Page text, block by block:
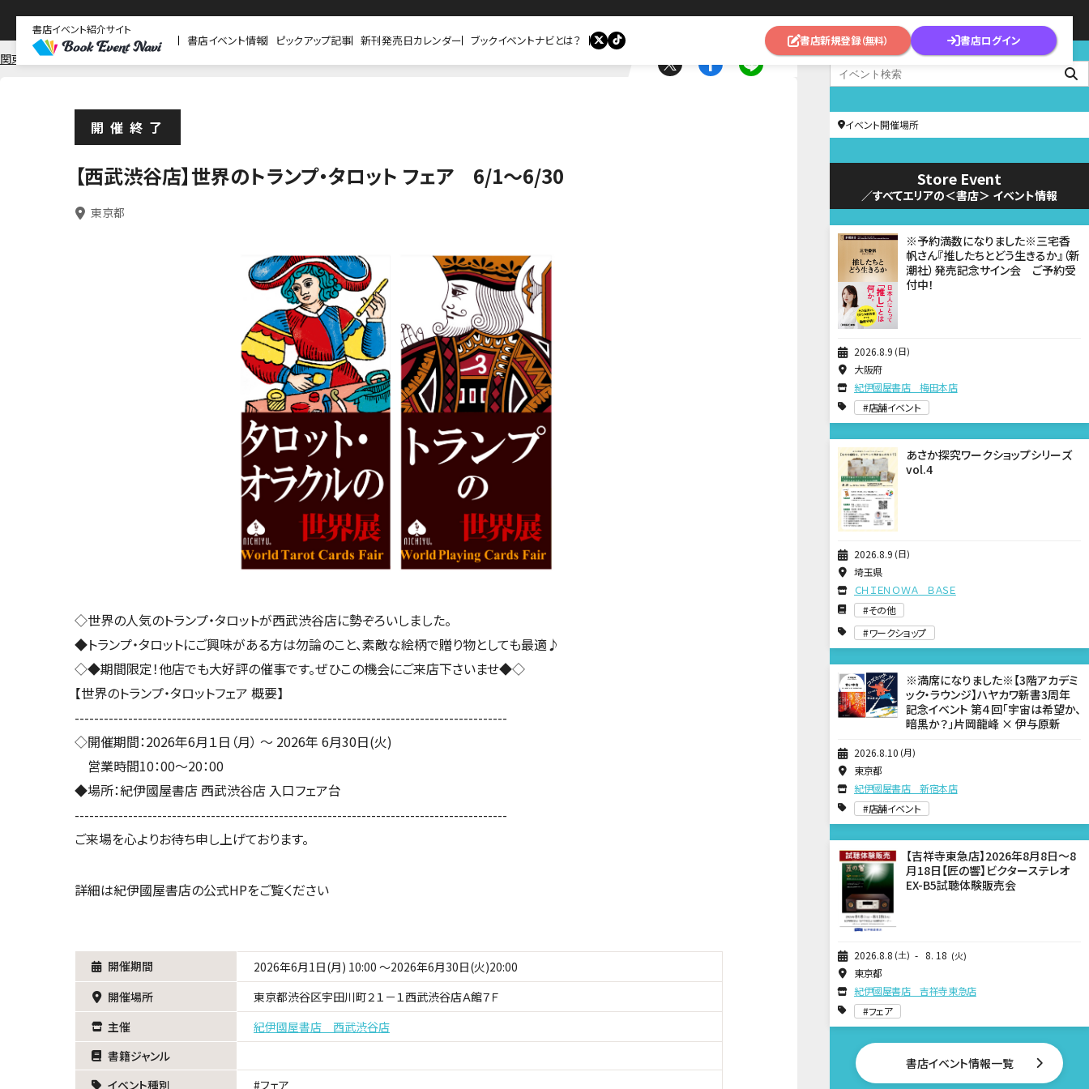
書店イベント紹介サイト
書店イベント情報 ピックアップ記事 新刊発売日カレンダー ブックイベントナビとは？ 書店新規登録（無料） 書店ログイン
関東 東京 紀伊國屋書店 西武渋谷店
開催終了
【西武渋谷店】世界のトランプ・タロット フェア 6/1～6/30
東京都
◇世界の人気のトランプ・タロットが西武渋谷店に勢ぞろいしました。
◆トランプ・タロットにご興味がある方は勿論のこと、素敵な絵柄で贈り物としても最適♪
◇◆期間限定！他店でも大好評の催事です。ぜひこの機会にご来店下さいませ◆◇
【世界のトランプ・タロットフェア 概要】
-----------------------------------------------------------------------------------------
◇開催期間：2026年6月１日（月） ～ 2026年 6月30日(火)
営業時間10：00～20：00
◆場所：紀伊國屋書店 西武渋谷店 入口フェア台
-----------------------------------------------------------------------------------------
ご来場を心よりお待ち申し上げております。
詳細は紀伊國屋書店の公式HPをご覧ください
開催期間
2026年6月1日(月) 10:00 ～2026年6月30日(火)20:00
開催場所
東京都渋谷区宇田川町２１－１西武渋谷店Ａ館７Ｆ
主催
紀伊國屋書店 西武渋谷店
書籍ジャンル
イベント種別
フェア
イベント開催場所
Store Event
／すべてエリアの＜書店＞ イベント情報
2026 8 9 日
※予約満数になりました※三宅香
帆さん『推したちとどう生きるか』（新
潮社）発売記念サイン会 ご予約受
付中！
大阪府
紀伊國屋書店 梅田本店
店舗イベント
2026 8 9 日
あさか探究ワークショップシリーズ
vol.4
埼玉県
ＣＨＩＥＮＯＷＡ ＢＡＳＥ
その他
ワークショップ
2026 8 10 月
※満席になりました※【3階アカデミ
ック・ラウンジ】ハヤカワ新書3周年
記念イベント 第４回「宇宙は希望か、
暗黒か？」片岡龍峰 × 伊与原新
東京都
紀伊國屋書店 新宿本店
店舗イベント
2026 8 8 土 8 18 火
【吉祥寺東急店】2026年8月8日～8
月18日【匠の響】ビクターステレオ
EX-B5試聴体験販売会
東京都
紀伊國屋書店 吉祥寺東急店
フェア
書店イベント情報一覧